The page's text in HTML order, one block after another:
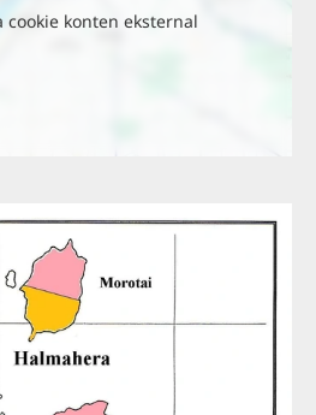
cookie konten eksternal